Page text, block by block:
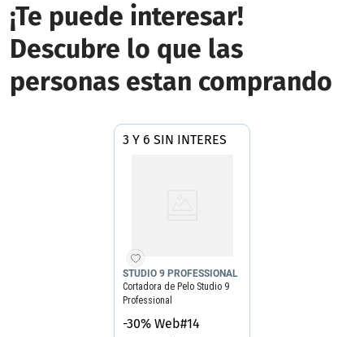
¡Te puede interesar!
Descubre lo que las
personas estan comprando
3 Y 6 SIN INTERES
STUDIO 9 PROFESSIONAL
Cortadora de Pelo Studio 9
Professional
-30% Web#14